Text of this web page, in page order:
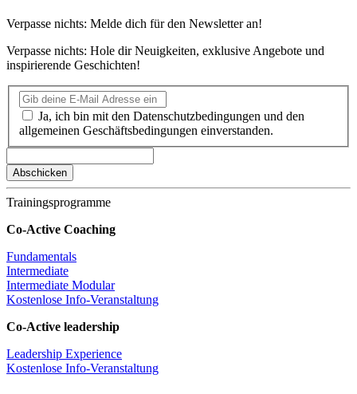
Verpasse nichts: Melde dich für den Newsletter an!
Verpasse nichts: Hole dir Neuigkeiten, exklusive Angebote und
inspirierende Geschichten!
Ja, ich bin mit den Datenschutzbedingungen und den
allgemeinen Geschäftsbedingungen einverstanden.
Trainingsprogramme
Co-Active Coaching
Fundamentals
Intermediate
Intermediate Modular
Kostenlose Info-Veranstaltung
Co-Active leadership
Leadership Experience
Kostenlose Info-Veranstaltung